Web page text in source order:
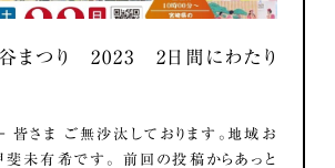
まつり 2023 2日間にわたり
さま ご無沙汰しております。地域お
未有希です。 前回の投稿からあっと